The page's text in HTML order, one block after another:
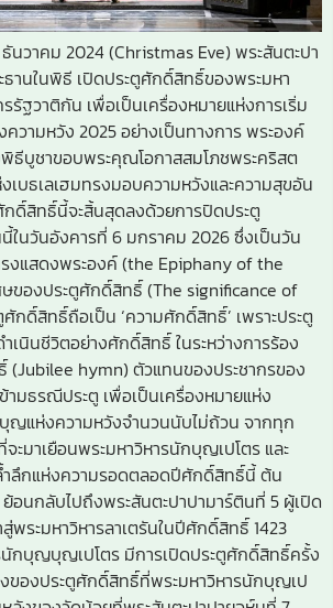
นวาคม 2024 (Christmas Eve) พระสันตะปา
านในพิธี เปิดประตูศักดิ์สิทธิ์ของพระมหา
ฐวาติกัน เพื่อเป็นเครื่องหมายแห่งการเริ่ม
ามหวัง 2025 อย่างเป็นทางการ พระองค์
ธีบูชาขอบพระคุณโอกาสสมโภชพระคริสต
เบธเลเฮมทรงมอบความหวังและความสุขอัน
ดิ์สิทธิ์นี้จะสิ้นสุดลงด้วยการปิดประตู
ในวันอังคารที่ 6 มกราคม 2026 ซึ่งเป็นวัน
งแสดงพระองค์ (the Epiphany of the
ของประตูศักดิ์สิทธิ์ (The significance of
กดิ์สิทธิ์ถือเป็น ‘ความศักดิ์สิทธิ์’ เพราะประตู
เนินชีวิตอย่างศักดิ์สิทธิ์ ในระหว่างการร้อง
(Jubilee hymn) ตัวแทนของประชากรของ
ามธรณีประตู เพื่อเป็นเครื่องหมายแห่ง
ญแห่งความหวังจำนวนนับไม่ถ้วน จากทุก
จะมาเยือนพระมหาวิหารนักบุญเปโตร และ
ำลึกแห่งความรอดตลอดปีศักดิ์สิทธิ์นี้ ต้น
อนกลับไปถึงพระสันตะปาปามาร์ตินที่ 5 ผู้เปิด
พระมหาวิหารลาเตรันในปีศักดิ์สิทธิ์ 1423
นักบุญบุญเปโตร มีการเปิดประตูศักดิ์สิทธิ์ครั้ง
ของประตูศักดิ์สิทธิ์ที่พระมหาวิหารนักบุญเป